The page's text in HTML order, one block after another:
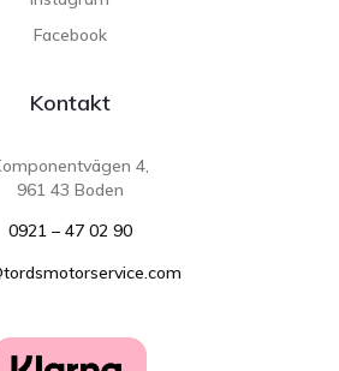
Facebook
Kontakt
4,
961 43 Boden
0921 – 47 02 90